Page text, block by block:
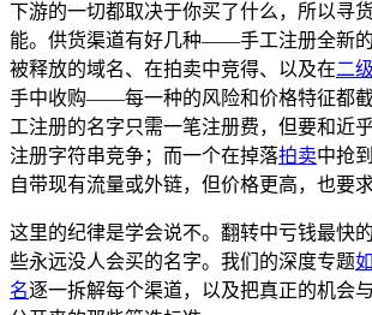
下游的一切都取决于你买了什么，所以寻
能。供货渠道有好几种——手工注册全新
被释放的域名、在拍卖中竞得、以及在二
手中收购——每一种的风险和价格特征都
工注册的名字只需一笔注册费，但要和近
注册字符串竞争；而一个在掉落拍卖中抢
自带现有流量或外链，但价格更高，也要
这里的纪律是学会说不。翻转中亏钱最快
些永远没人会买的名字。我们的深度专题
名逐一拆解每个渠道，以及把真正的机会